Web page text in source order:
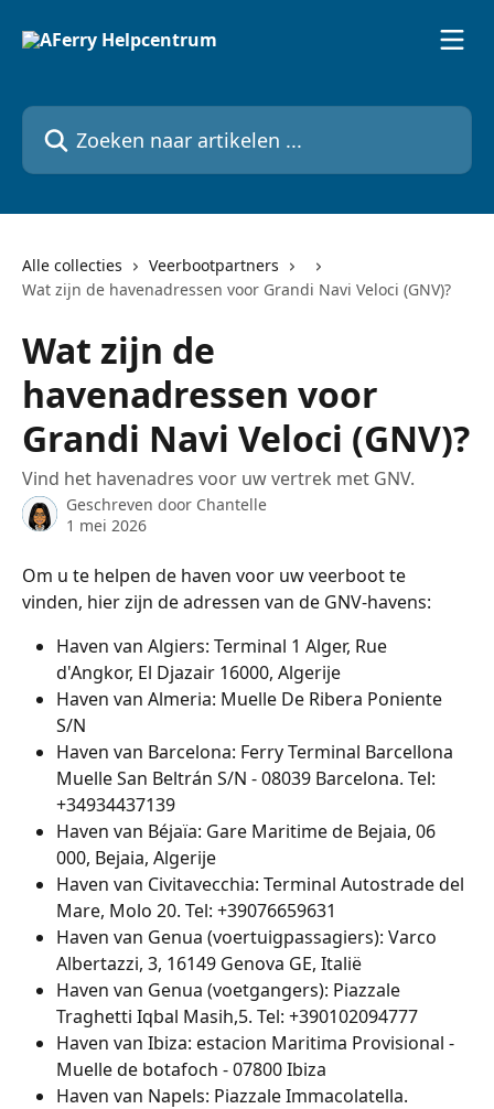
Zoeken naar artikelen ...
Alle collecties
Veerbootpartners
Wat zijn de havenadressen voor Grandi Navi Veloci (GNV)?
Wat zijn de
havenadressen voor
Grandi Navi Veloci (GNV)?
Vind het havenadres voor uw vertrek met GNV.
Geschreven door Chantelle
1 mei 2026
Om u te helpen de haven voor uw veerboot te
vinden, hier zijn de adressen van de GNV-havens:
Haven van Algiers: Terminal 1 Alger, Rue
d'Angkor, El Djazair 16000, Algerije
Haven van Almeria: Muelle De Ribera Poniente
S/N
Haven van Barcelona: Ferry Terminal Barcellona
Muelle San Beltrán S/N - 08039 Barcelona. Tel:
+34934437139
Haven van Béjaïa: Gare Maritime de Bejaia, 06
000, Bejaia, Algerije
Haven van Civitavecchia: Terminal Autostrade del
Mare, Molo 20. Tel: +39076659631
Haven van Genua (voertuigpassagiers): Varco
Albertazzi, 3, 16149 Genova GE, Italië
Haven van Genua (voetgangers): Piazzale
Traghetti Iqbal Masih,5. Tel: +390102094777
Haven van Ibiza: estacion Maritima Provisional -
Muelle de botafoch - 07800 Ibiza
Haven van Napels: Piazzale Immacolatella.